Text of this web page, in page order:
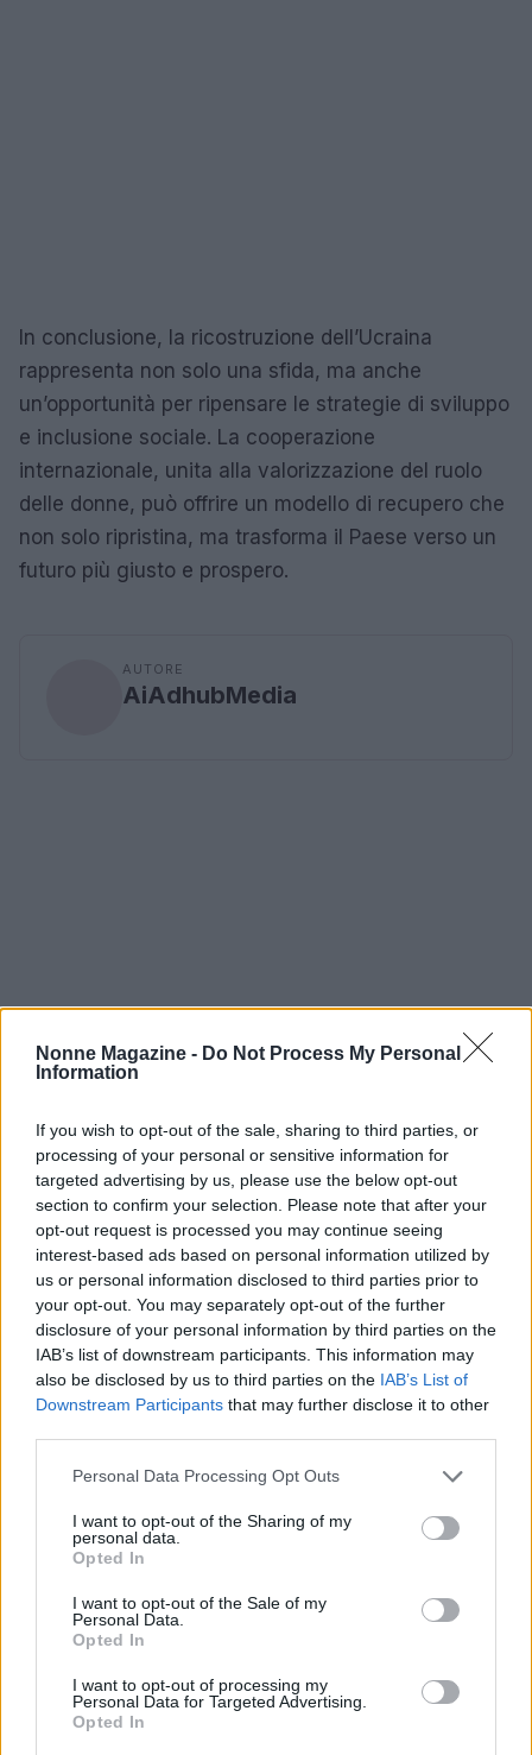
Nonne Magazine - Do Not Process My Personal
Information
If you wish to opt-out of the sale, sharing to third parties, or
processing of your personal or sensitive information for
targeted advertising by us, please use the below opt-out
section to confirm your selection. Please note that after your
opt-out request is processed you may continue seeing
interest-based ads based on personal information utilized by
us or personal information disclosed to third parties prior to
your opt-out. You may separately opt-out of the further
disclosure of your personal information by third parties on the
IAB’s list of downstream participants. This information may
also be disclosed by us to third parties on the IAB’s List of
Downstream Participants that may further disclose it to other
Please note that this website/app uses one or more Google
not limited to your visit or usage behaviour. You may click to
grant or deny consent to Google and its third-party tags to
use your data for below specified purposes in below Google
consent section.
Personal Data Processing Opt Outs
I want to opt-out of the Sharing of my
personal data.
Opted In
I want to opt-out of the Sale of my
Personal Data.
Opted In
I want to opt-out of processing my
Personal Data for Targeted Advertising.
Opted In
In conclusione, la ricostruzione dell’Ucraina
rappresenta non solo una sfida, ma anche
un’opportunità per ripensare le strategie di sviluppo
e inclusione sociale. La cooperazione
internazionale, unita alla valorizzazione del ruolo
delle donne, può offrire un modello di recupero che
non solo ripristina, ma trasforma il Paese verso un
futuro più giusto e prospero.
AUTORE
AiAdhubMedia
Continua a leggere
NEWS
Papa Leone XIV incontra i giovani ad Assisi: il richiamo
alla pace e alla solidarietà